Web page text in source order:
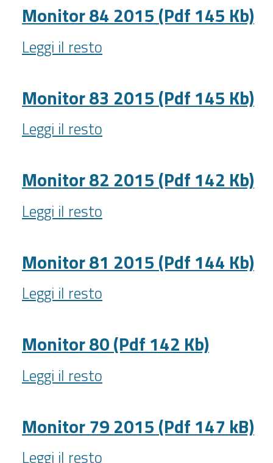
(Pdf
143
Kb)
-
Monitor 84 2015 (Pdf 145 Kb)
Monitor
84
(Pdf
145
Kb)
-
Leggi il resto
Monitor 83 2015 (Pdf 145 Kb)
Monitor
83
(Pdf
145
Kb)
-
Leggi il resto
Monitor 82 2015 (Pdf 142 Kb)
Monitor
82
(Pdf
142
Kb)
-
Leggi il resto
Monitor 81 2015 (Pdf 144 Kb)
Monitor
81
(Pdf
144
Kb)
-
Leggi il resto
Monitor 80 (Pdf 142 Kb)
Monitor
80
142
Kb)
-
Leggi il resto
Monitor 79 2015 (Pdf 147 kB)
Monitor
Leggi il resto